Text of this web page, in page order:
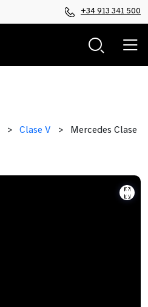
+34 913 341 500
> Clase V >
Mercedes Clase